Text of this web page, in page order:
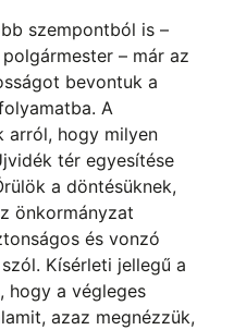
szempontból is –
– már az
bevontuk a
A
arról, hogy milyen
tér egyesítése
a döntésüknek,
önkormányzat
és vonzó
Kísérleti jellegű a
hogy a végleges
azaz megnézzük,